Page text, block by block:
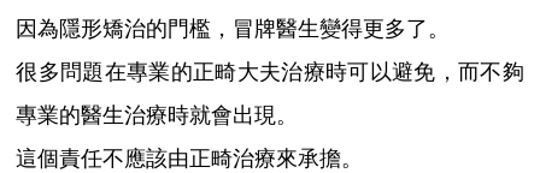
因為隱形矯治的門檻，冒牌醫生變得更多了。
很多問題在專業的正畸大夫治療時可以避免，而不夠
專業的醫生治療時就會出現。
這個責任不應該由正畸治療來承擔。